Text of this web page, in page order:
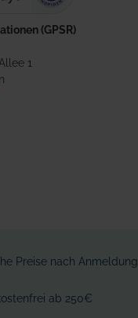
(GPSR)
1
Preise nach Anmeldung
ab 250€